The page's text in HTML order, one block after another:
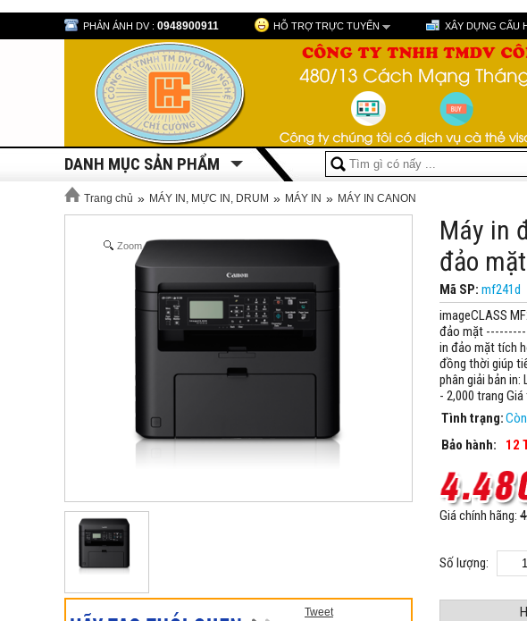
PHẢN ÁNH DV : 0948900911 HỖ TRỢ TRỰC TUYẾN XÂY DỰNG CẤU
DANH MỤC SẢN PHẨM
Trang chủ » MÁY IN, MỰC IN, DRUM » MÁY IN » MÁY IN CANON
Zoom
Tweet
Máy in
đảo
Mã SP: mf241d
imageCLASS
đảo mặt
in đảo mặt tích
đồng thời giúp
phân giải bản
- 2,000 trang
Tình trạng:
Bảo hành:
12
Giá chính hãng:
Số lượng: